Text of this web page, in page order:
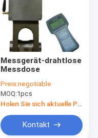
Messgerät-drahtlose
Messdose
Preis:negotiable
MOQ:1pcs
Kontakt